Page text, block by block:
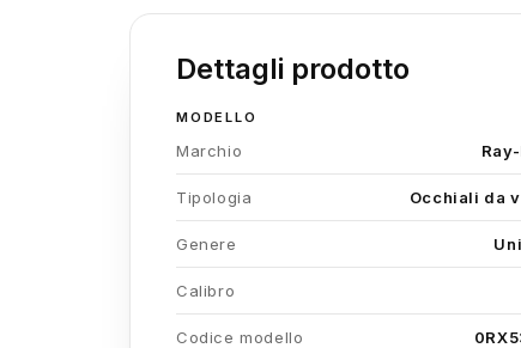
Dettagli prodotto
MODELLO
Marchio
Tipologia Occhiali da
Genere
Calibro
Codice modello